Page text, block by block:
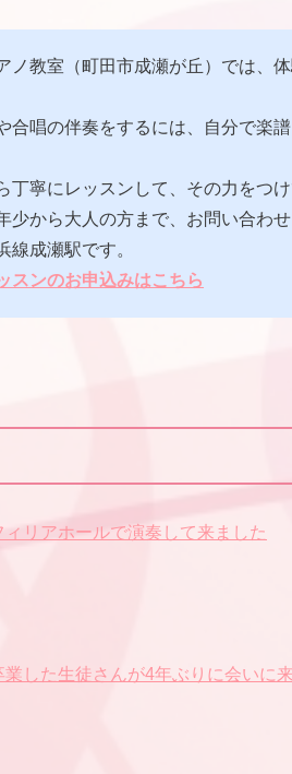
ノ教室（町田市成瀬が丘）では、
合唱の伴奏をするには、自分で楽
丁寧にレッスンして、その力をつけ
少から大人の方まで、お問い合わ
線成瀬駅です。
スンのお申込みはこちら
ィリアホールで演奏して来ました
業した生徒さんが4年ぶりに会いに